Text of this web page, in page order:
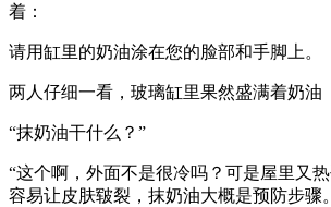
着：
请用缸里的奶油涂在您的脸部和手脚上。
两人仔细一看，玻璃缸里果然盛满着奶油
“抹奶油干什么？”
“这个啊，外面不是很冷吗？可是屋里又
容易让皮肤皲裂，抹奶油大概是预防步骤